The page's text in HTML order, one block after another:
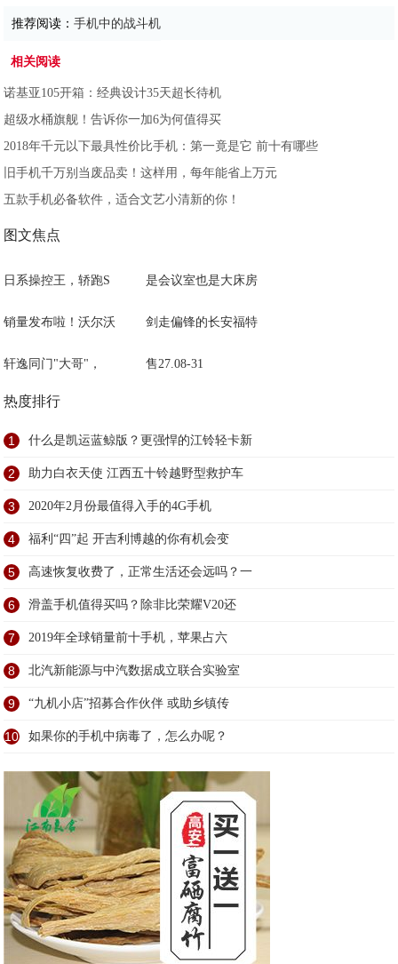
推荐阅读：手机中的战斗机
相关阅读
诺基亚105开箱：经典设计35天超长待机
超级水桶旗舰！告诉你一加6为何值得买
2018年千元以下最具性价比手机：第一竟是它 前十有哪些
旧手机千万别当废品卖！这样用，每年能省上万元
五款手机必备软件，适合文艺小清新的你！
图文焦点
日系操控王，轿跑S 是会议室也是大床房
销量发布啦！沃尔沃 剑走偏锋的长安福特
轩逸同门"大哥"， 售27.08-31
热度排行
1 什么是凯运蓝鲸版？更强悍的江铃轻卡新
2 助力白衣天使 江西五十铃越野型救护车
3 2020年2月份最值得入手的4G手机
4 福利“四”起 开吉利博越的你有机会变
5 高速恢复收费了，正常生活还会远吗？一
6 滑盖手机值得买吗？除非比荣耀V20还
7 2019年全球销量前十手机，苹果占六
8 北汽新能源与中汽数据成立联合实验室
9 “九机小店”招募合作伙伴 或助乡镇传
10 如果你的手机中病毒了，怎么办呢？